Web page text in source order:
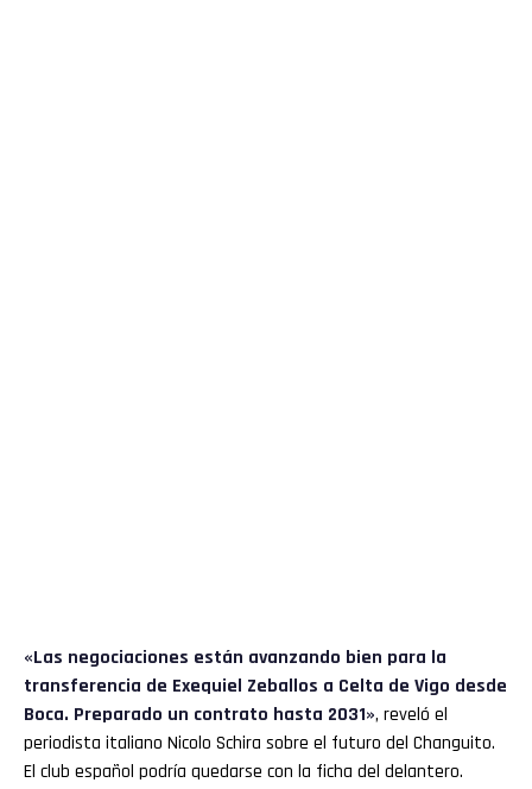
«Las negociaciones están avanzando bien para la
transferencia de Exequiel Zeballos a Celta de Vigo desde
Boca. Preparado un contrato hasta 2031», reveló el
periodista italiano Nicolo Schira sobre el futuro del Changuito.
El club español podría quedarse con la ficha del delantero.